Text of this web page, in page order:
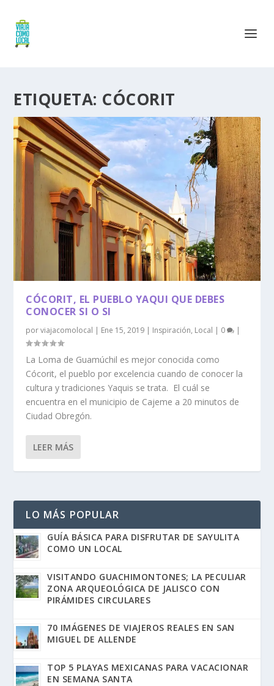
ETIQUETA: CÓCORIT
CÓCORIT, EL PUEBLO YAQUI QUE DEBES
CONOCER SI O SI
porviajacomolocal | Ene 15, 2019 | Inspiración, Local | 0 |
La Loma de Guamúchil es mejor conocida como
Cócorit, el pueblo por excelencia cuando de conocer la
cultura y tradiciones Yaquis se trata. El cuál se
encuentra en el municipio de Cajeme a 20 minutos de
Ciudad Obregón.
LEER MÁS
LO MÁS POPULAR
GUÍA BÁSICA PARA DISFRUTAR DE SAYULITA
COMO UN LOCAL
VISITANDO GUACHIMONTONES; LA PECULIAR
ZONA ARQUEOLÓGICA DE JALISCO CON
PIRÁMIDES CIRCULARES
70 IMÁGENES DE VIAJEROS REALES EN SAN
MIGUEL DE ALLENDE
TOP 5 PLAYAS MEXICANAS PARA VACACIONAR
EN SEMANA SANTA